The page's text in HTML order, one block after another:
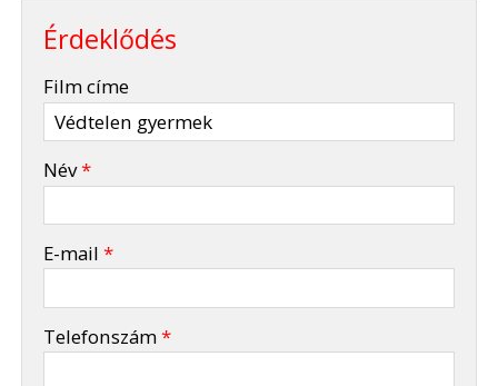
Érdeklődés
Film címe
Név*
E-mail*
Telefonszám*